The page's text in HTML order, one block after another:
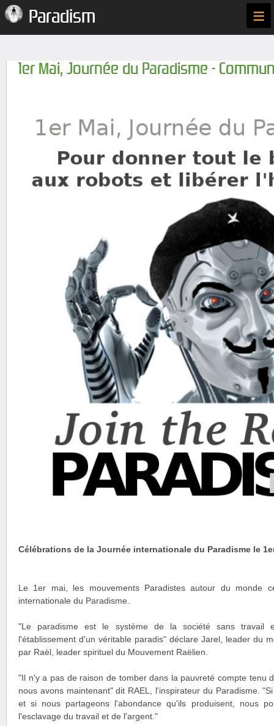
Paradism ≡
1er Mai, Journée du Paradisme -
Célébrations de la Journée internationale du Paradisme le
Le 1er mai, les mouvements Paradistes autour du monde
internationale du Paradisme.
"Le paradisme est le système de la société sans travail
l'établissement d'un véritable paradis" déclare Jarel, leader du
par Raël, leader spirituel du Mouvement Raëlien.
"Il n'y a pas de raison de tomber dans la pauvreté compte tenu
nous avons maintenant" dit RAEL, l'inspirateur du Paradisme.
et si nous partageons l'abondance qu'ils produisent, nous
l'esclavage du travail et de l'argent."